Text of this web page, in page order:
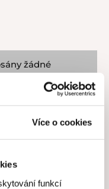
Více o cookies
funkcí
žádné